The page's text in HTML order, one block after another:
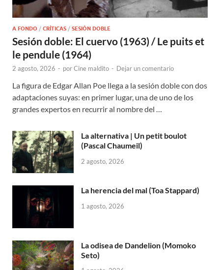
A FONDO / CRÍTICAS / SESIÓN DOBLE
Sesión doble: El cuervo (1963) / Le puits et
le pendule (1964)
2 agosto, 2026 - porCine maldito - Dejar un comentario
La figura de Edgar Allan Poe llega a la sesión doble con dos
adaptaciones suyas: en primer lugar, una de uno de los
grandes expertos en recurrir al nombre del …
La alternativa | Un petit boulot
(Pascal Chaumeil)
2 agosto, 2026
La herencia del mal (Toa Stappard)
1 agosto, 2026
La odisea de Dandelion (Momoko
Seto)